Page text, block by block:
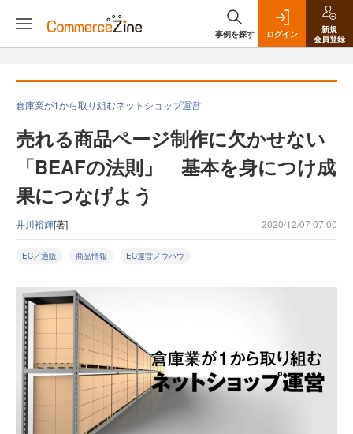
事例を探す ログイン
新規
会員登録
倉庫業が1から取り組むネットショップ運営
売れる商品ページ制作に欠かせない
「BEAFの法則」 基本を身につけ成
果につなげよう
井川裕輝[著] 2020/12/07 07:00
EC／通販 商品情報 EC運営ノウハウ